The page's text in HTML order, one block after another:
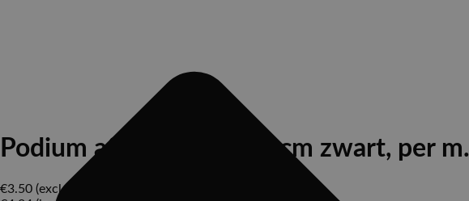
Podium afrok recht 100 cm zwart, per m.
€3.50 (excl. BTW)